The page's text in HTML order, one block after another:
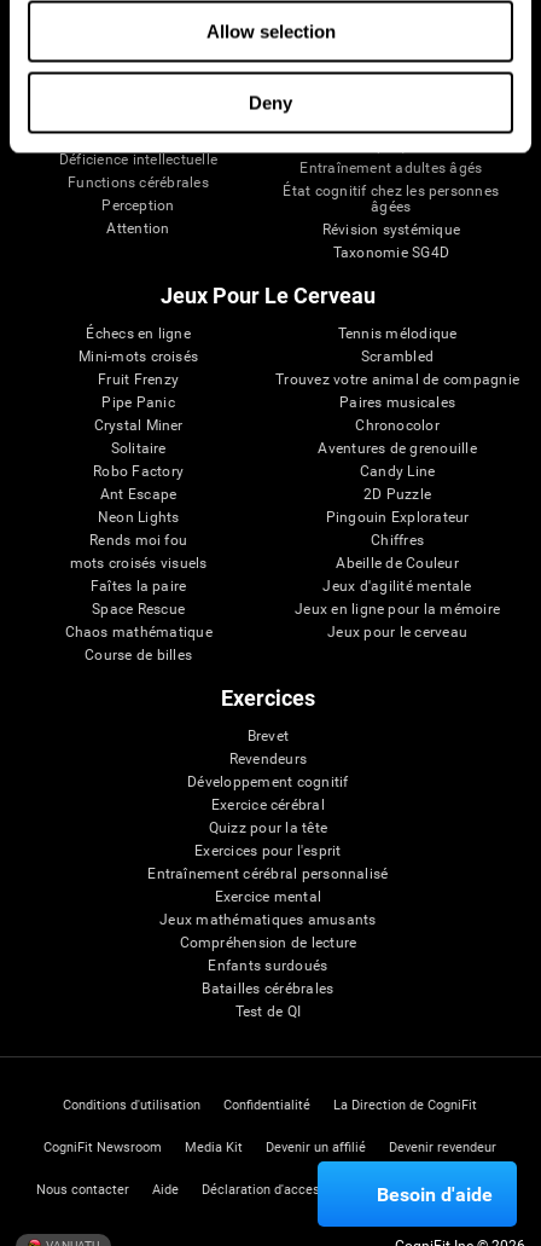
Allow selection
Deny
Neurones
Perte de Mémoire
Déficience intellectuelle
Functions cérébrales
Perception
Attention
Jeux d'ordinateur
Adultes en bonne santé
Personnes âgées en bonne santé
Entraînement adultes âgés
État cognitif chez les personnes
âgées
Révision systémique
Taxonomie SG4D
Jeux Pour Le Cerveau
Échecs en ligne
Mini-mots croisés
Fruit Frenzy
Pipe Panic
Crystal Miner
Solitaire
Robo Factory
Ant Escape
Neon Lights
Rends moi fou
mots croisés visuels
Faîtes la paire
Space Rescue
Chaos mathématique
Course de billes
Tennis mélodique
Scrambled
Trouvez votre animal de compagnie
Paires musicales
Chronocolor
Aventures de grenouille
Candy Line
2D Puzzle
Pingouin Explorateur
Chiffres
Abeille de Couleur
Jeux d'agilité mentale
Jeux en ligne pour la mémoire
Jeux pour le cerveau
Exercices
Brevet
Revendeurs
Développement cognitif
Exercice cérébral
Quizz pour la tête
Exercices pour l'esprit
Entraînement cérébral personnalisé
Exercice mental
Jeux mathématiques amusants
Compréhension de lecture
Enfants surdoués
Batailles cérébrales
Test de QI
Conditions d'utilisation Confidentialité La Direction de CogniFit
CogniFit Newsroom Media Kit Devenir un affilié Devenir revendeur
Nous contacter Aide Déclaration d'accessibilité Centre de Confiance
Besoin d'aide